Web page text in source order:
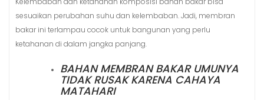
sesuaikan perubahan suhu dan kelembaban. Jadi, membran
bakar ini terlampau cocok untuk bangunan yang perlu
ketahanan di dalam jangka panjang.
BAHAN MEMBRAN BAKAR UMUNYA
TIDAK RUSAK KARENA CAHAYA
MATAHARI